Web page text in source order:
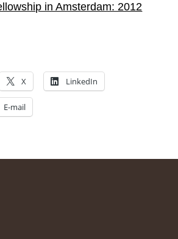
in Amsterdam: 2012
X LinkedIn
E-mail